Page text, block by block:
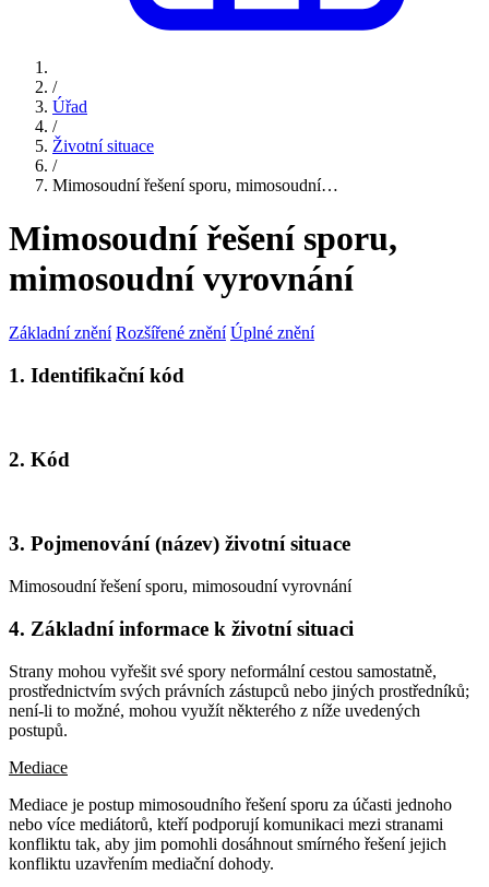
/
Úřad
/
Životní situace
/
Mimosoudní řešení sporu, mimosoudní…
Mimosoudní řešení sporu,
mimosoudní vyrovnání
Základní znění Rozšířené znění Úplné znění
1. Identifikační kód
2. Kód
3. Pojmenování (název) životní situace
Mimosoudní řešení sporu, mimosoudní vyrovnání
4. Základní informace k životní situaci
Strany mohou vyřešit své spory neformální cestou samostatně,
prostřednictvím svých právních zástupců nebo jiných prostředníků;
není-li to možné, mohou využít některého z níže uvedených
postupů.
Mediace
Mediace je postup mimosoudního řešení sporu za účasti jednoho
nebo více mediátorů, kteří podporují komunikaci mezi stranami
konfliktu tak, aby jim pomohli dosáhnout smírného řešení jejich
konfliktu uzavřením mediační dohody.